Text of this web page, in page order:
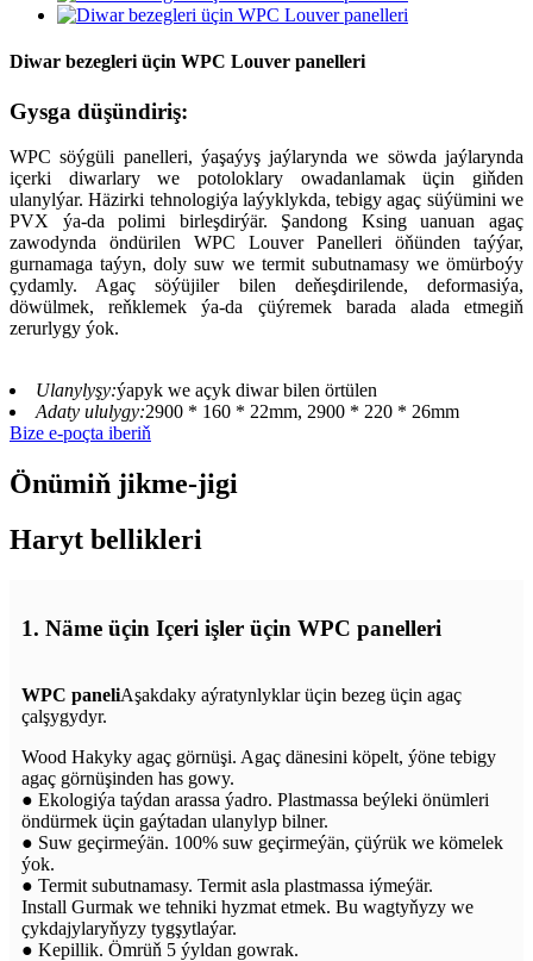
Diwar bezegleri üçin WPC Louver panelleri
Gysga düşündiriş:
WPC söýgüli panelleri, ýaşaýyş jaýlarynda we söwda jaýlarynda
içerki diwarlary we potoloklary owadanlamak üçin giňden
ulanylýar. Häzirki tehnologiýa laýyklykda, tebigy agaç süýümini we
PVX ýa-da polimi birleşdirýär. Şandong Ksing uanuan agaç
zawodynda öndürilen WPC Louver Panelleri öňünden taýýar,
gurnamaga taýyn, doly suw we termit subutnamasy we ömürboýy
çydamly. Agaç söýüjiler bilen deňeşdirilende, deformasiýa,
döwülmek, reňklemek ýa-da çüýremek barada alada etmegiň
zerurlygy ýok.
Ulanylyşy:ýapyk we açyk diwar bilen örtülen
Adaty ululygy:2900 * 160 * 22mm, 2900 * 220 * 26mm
Bize e-poçta iberiň
Önümiň jikme-jigi
Haryt bellikleri
1. Näme üçin Içeri işler üçin WPC panelleri
WPC paneliAşakdaky aýratynlyklar üçin bezeg üçin agaç
çalşygydyr.
Wood Hakyky agaç görnüşi. Agaç dänesini köpelt, ýöne tebigy
agaç görnüşinden has gowy.
● Ekologiýa taýdan arassa ýadro. Plastmassa beýleki önümleri
öndürmek üçin gaýtadan ulanylyp bilner.
● Suw geçirmeýän. 100% suw geçirmeýän, çüýrük we kömelek
ýok.
● Termit subutnamasy. Termit asla plastmassa iýmeýär.
Install Gurmak we tehniki hyzmat etmek. Bu wagtyňyzy we
çykdajylaryňyzy tygşytlaýar.
● Kepillik. Ömrüň 5 ýyldan gowrak.